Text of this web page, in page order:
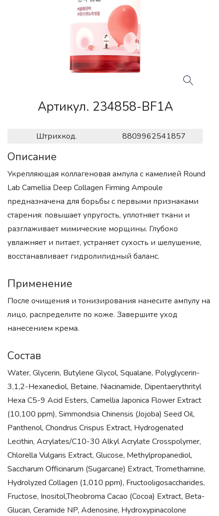
Артикул. 234858-BF1A
Штрихкод. 8809962541857
Описание
Укрепляющая коллагеновая ампула с камелией Round
Lab Camellia Deep Collagen Firming Ampoule
предназначена для борьбы с первыми признаками
старения: повышает упругость, уплотняет ткани и
разглаживает мимические морщины. Глубоко
увлажняет и питает, устраняет сухость и шелушение,
восстанавливает гидролипидный баланс.
Применение
После очищения и тонизирования нанесите ампулу на
лицо, распределите по коже. Завершите уход
нанесением крема.
Состав
Water, Glycerin, Butylene Glycol, Squalane, Polyglycerin-
3,1,2-Hexanediol, Betaine, Niacinamide, Dipentaerythrityl
Hexa C5-9 Acid Esters, Camellia Japonica Flower Extract
(10,100 ppm), Simmondsia Chinensis (Jojoba) Seed Oil,
Panthenol, Chondrus Crispus Extract, Hydrogenated
Lecithin, Acrylates/C10-30 Alkyl Acrylate Crosspolymer,
Chlorella Vulgaris Extract, Glucose, Methylpropanediol,
Saccharum Officinarum (Sugarcane) Extract, Tromethamine,
Hydrolyzed Collagen (1,010 ppm), Fructooligosaccharides,
Fructose, Inositol,Theobroma Cacao (Cocoa) Extract, Beta-
Glucan, Ceramide NP, Adenosine, Hydroxypinacolone